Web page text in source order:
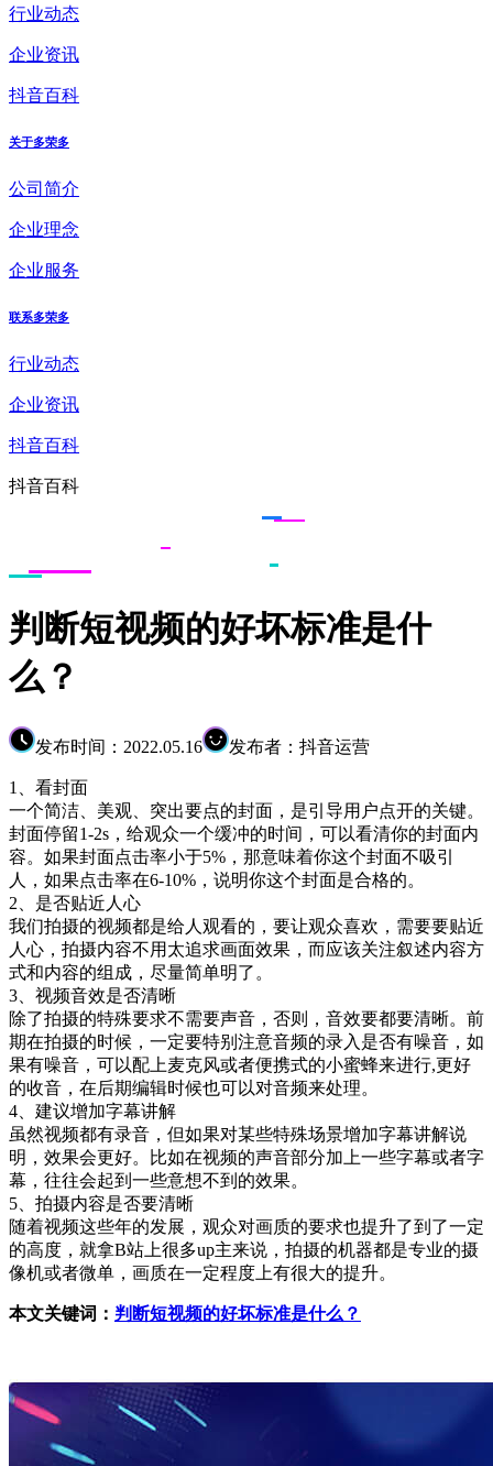
行业动态
企业资讯
抖音百科
关于多荣多
公司简介
企业理念
企业服务
联系多荣多
行业动态
企业资讯
抖音百科
抖音百科
判断短视频的好坏标准是什
么？
发布时间：2022.05.16 发布者：抖音运营
1、看封面
一个简洁、美观、突出要点的封面，是引导用户点开的关键。
封面停留1-2s，给观众一个缓冲的时间，可以看清你的封面内
容。如果封面点击率小于5%，那意味着你这个封面不吸引
人，如果点击率在6-10%，说明你这个封面是合格的。
2、是否贴近人心
我们拍摄的视频都是给人观看的，要让观众喜欢，需要要贴近
人心，拍摄内容不用太追求画面效果，而应该关注叙述内容方
式和内容的组成，尽量简单明了。
3、视频音效是否清晰
除了拍摄的特殊要求不需要声音，否则，音效要都要清晰。前
期在拍摄的时候，一定要特别注意音频的录入是否有噪音，如
果有噪音，可以配上麦克风或者便携式的小蜜蜂来进行,更好
的收音，在后期编辑时候也可以对音频来处理。
4、建议增加字幕讲解
虽然视频都有录音，但如果对某些特殊场景增加字幕讲解说
明，效果会更好。比如在视频的声音部分加上一些字幕或者字
幕，往往会起到一些意想不到的效果。
5、拍摄内容是否要清晰
随着视频这些年的发展，观众对画质的要求也提升了到了一定
的高度，就拿B站上很多up主来说，拍摄的机器都是专业的摄
像机或者微单，画质在一定程度上有很大的提升。
本文关键词： 判断短视频的好坏标准是什么？